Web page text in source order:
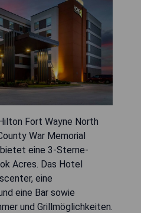
Fort Wayne North
War Memorial
eine 3-Sterne-
Acres. Das Hotel
eine
eine Bar sowie
und Grillmöglichkeiten.